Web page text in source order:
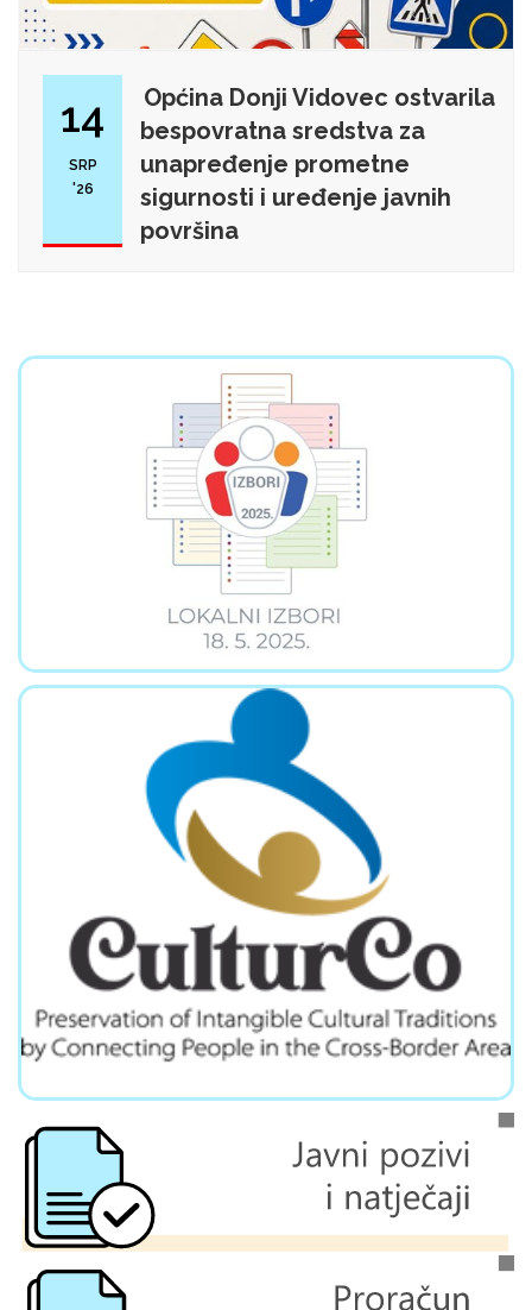
14
SRP
'26
Općina Donji Vidovec ostvarila
bespovratna sredstva za
unapređenje prometne
sigurnosti i uređenje javnih
površina